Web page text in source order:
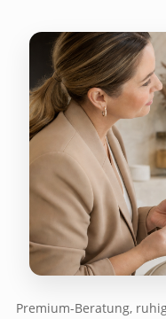
Premium-Beratung,